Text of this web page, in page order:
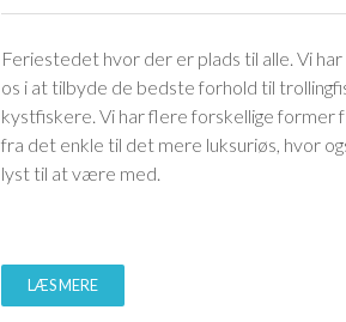
Feriestedet hvor der er plads til alle. Vi
os i at tilbyde de bedste forhold til
kystfiskere. Vi har flere forskellige former
fra det enkle til det mere luksuriøs, hvor
lyst til at være med.
LÆS MERE